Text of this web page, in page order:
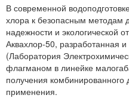
В современной
хлора к безопасным методам
надежности и экологической
Аквахлор-50,
(Лаборатория
флагманом в линейке
получения комбинированного
применения.